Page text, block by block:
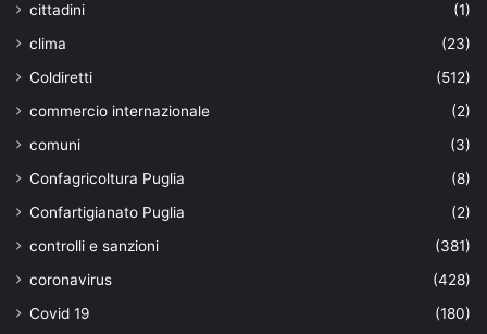
cittadini
(1)
clima
(23)
Coldiretti
(512)
commercio internazionale
(2)
comuni
(3)
Confagricoltura Puglia
(8)
Confartigianato Puglia
(2)
controlli e sanzioni
(381)
coronavirus
(428)
Covid 19
(180)